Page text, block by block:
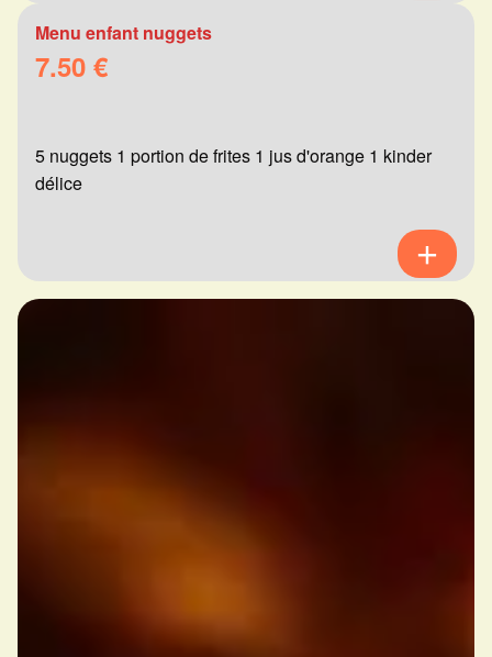
Menu enfant nuggets
7.50 €
5 nuggets 1 portion de frites 1 jus d'orange 1 kinder
délice